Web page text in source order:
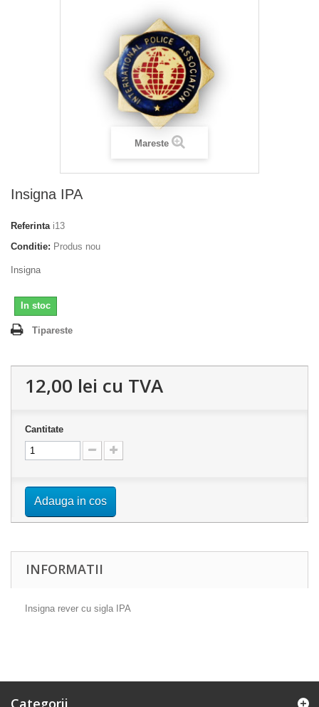
Mareste
Insigna IPA
Referinta i13
Conditie: Produs nou
Insigna
In stoc
Tipareste
12,00 lei cu TVA
Cantitate
Adauga in cos
INFORMATII
Insigna rever cu sigla IPA
Categorii